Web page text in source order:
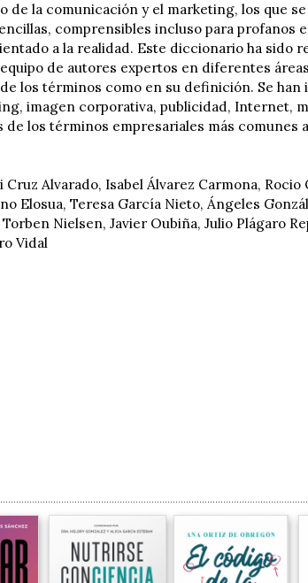
la comunicación y el marketing, los que
comprensibles incluso para profanos
a la realidad. Este diccionario ha sido
de autores expertos en diferentes
los términos como en su definición. Se
imagen corporativa, publicidad, Internet,
los términos empresariales más comunes
Alvarado, Isabel Álvarez Carmona, Rocio
Elosua, Teresa García Nieto, Ángeles
Nielsen, Javier Oubiña, Julio Plágaro
Vidal